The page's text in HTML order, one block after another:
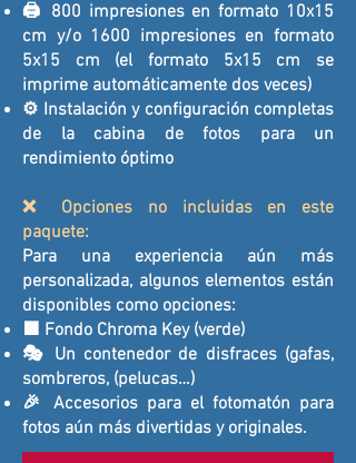
🖨️ 800 impresiones en formato 10x15
cm y/o 1600 impresiones en formato
5x15 cm (el formato 5x15 cm se
imprime automáticamente dos veces)
⚙️ Instalación y configuración completas
de la cabina de fotos para un
rendimiento óptimo
❌ Opciones no incluidas en este
paquete:
Para una experiencia aún más
personalizada, algunos elementos están
disponibles como opciones:
🟩 Fondo Chroma Key (verde)
🎭 Un contenedor de disfraces (gafas,
sombreros, (pelucas…)
🎉 Accesorios para el fotomatón para
fotos aún más divertidas y originales.